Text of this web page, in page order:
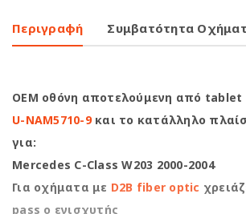
Περιγραφή Συμβατότητα
OEM οθόνη αποτελούμενη από tablet
U-NAM5710-9και το κατάλληλο
για:
Mercedes C-Class W203 2000-2004
Για οχήματα με D2B fiber optic
pass ο ενισχυτής